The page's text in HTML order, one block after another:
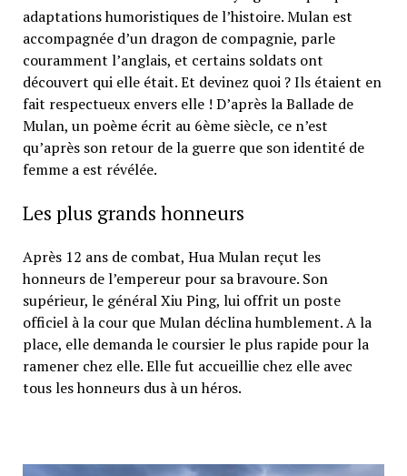
adaptations humoristiques de l’histoire. Mulan est
accompagnée d’un dragon de compagnie, parle
couramment l’anglais, et certains soldats ont
découvert qui elle était. Et devinez quoi ? Ils étaient en
fait respectueux envers elle ! D’après la Ballade de
Mulan, un poème écrit au 6ème siècle, ce n’est
qu’après son retour de la guerre que son identité de
femme a est révélée.
Les plus grands honneurs
Après 12 ans de combat, Hua Mulan reçut les
honneurs de l’empereur pour sa bravoure. Son
supérieur, le général Xiu Ping, lui offrit un poste
officiel à la cour que Mulan déclina humblement. A la
place, elle demanda le coursier le plus rapide pour la
ramener chez elle. Elle fut accueillie chez elle avec
tous les honneurs dus à un héros.